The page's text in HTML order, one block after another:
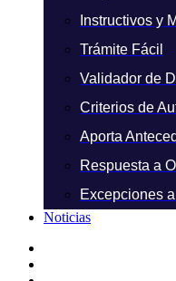
Instructivos y
Trámite Fácil
Validador de
Criterios de
Aporta
Respuesta a
Excepciones
Noticias